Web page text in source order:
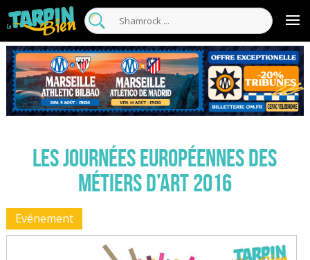
Les journées européennes des
métiers d’art 2016
Evénement